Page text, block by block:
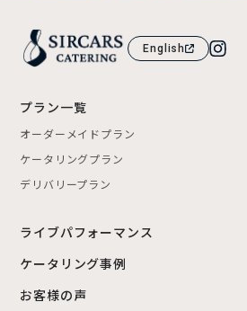
English
プラン一覧
オーダーメイドプラン
ケータリングプラン
デリバリープラン
ライブパフォーマンス
ケータリング事例
お客様の声